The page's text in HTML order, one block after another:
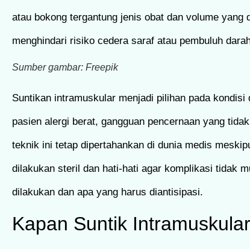
atau bokong tergantung jenis obat dan volume
menghindari risiko cedera saraf atau pembuluh
Sumber gambar: Freepik
Suntikan intramuskular menjadi pilihan pada
pasien alergi berat, gangguan pencernaan yang
teknik ini tetap dipertahankan di dunia medis
dilakukan steril dan hati-hati agar komplikasi tidak
dilakukan dan apa yang harus diantisipasi.
Kapan Suntik